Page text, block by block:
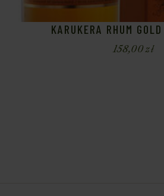
KARUKERA RHUM
158,00zł